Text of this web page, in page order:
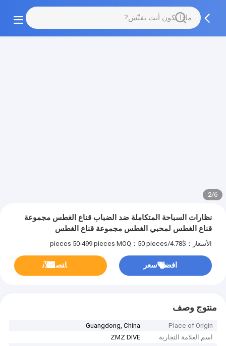
2/6
نظارات السباحة المتكاملة ضد الضباب قناع الغطس مجموعة
قناع الغطس لمحبي الغطس مجموعة قناع الغطس
الأسعار：$4.78/pieces 50-499 pieces MOQ：50 pieces
افضل سعر ﺎﺘﺼﻟ ﺍﻶﻧ
منتوج وصف
Place of Origin
Guangdong, China
اسم العلامة التجارية
ZMZ DIVE